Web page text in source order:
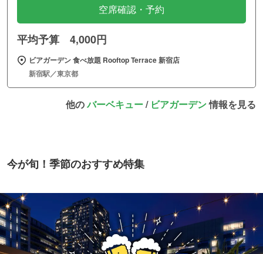
空席確認・予約
平均予算 4,000円
ビアガーデン 食べ放題 Rooftop Terrace 新宿店
新宿駅／東京都
他のバーベキュー/ ビアガーデン情報を見る
今が旬！季節のおすすめ特集